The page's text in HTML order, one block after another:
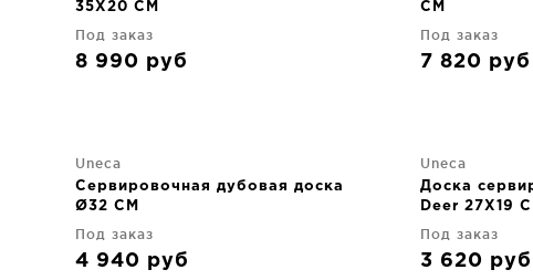
35X20 CM
Под заказ
8 990 руб
CM
Под заказ
7 820 руб
Uneca
Сервировочная дубовая доска
Ø32 CM
Под заказ
4 940 руб
Uneca
Доска
Deer 27X19
Под заказ
3 620 руб